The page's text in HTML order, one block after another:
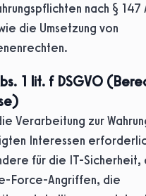
nach § 147
die Umsetzung von
1 lit. f DSGVO
Verarbeitung zur
Interessen
für die IT-Sicherheit,
Force-Angriffen, die